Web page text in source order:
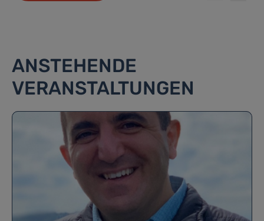
ANSTEHENDE
VERANSTALTUNGEN